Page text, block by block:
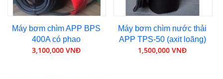
Máy bơm chìm APP BPS
400A có phao
3,100,000 VNĐ
Máy bơm chìm nước thải
APP TPS-50 (axit loãng)
1,500,000 VNĐ